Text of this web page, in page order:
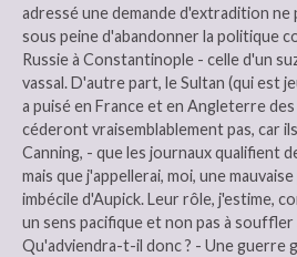
adressé une demande d'extradition ne
sous peine d'abandonner la politique
Russie à Constantinople - celle d'un
vassal. D'autre part, le Sultan (qui est
a puisé en France et en Angleterre
céderont vraisemblablement pas, car
Canning, - que les journaux qualifient
mais que j'appellerai, moi, une
imbécile d'Aupick. Leur rôle, j'estime,
un sens pacifique et non pas à
Qu'adviendra-t-il donc ? - Une guerre